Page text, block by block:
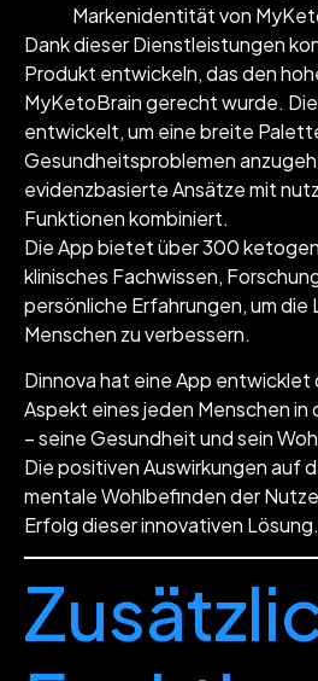
Markenidentität von
Dank dieser Dienstleistungen
Produkt entwickeln, das den
MyKetoBrain gerecht wurde.
entwickelt, um eine breite
Gesundheitsproblemen
evidenzbasierte Ansätze mit
Funktionen kombiniert.
Die App bietet über 300
klinisches Fachwissen,
persönliche Erfahrungen, um
Menschen zu verbessern.
Dinnova hat eine App
Aspekt eines jeden Menschen
– seine Gesundheit und sein
Die positiven Auswirkungen auf
mentale Wohlbefinden der
Erfolg dieser innovativen Lösung.